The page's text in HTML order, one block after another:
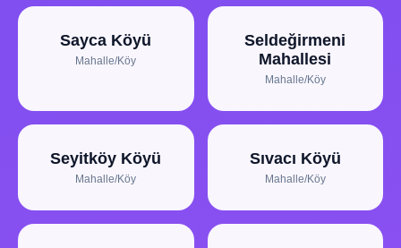
Sayca Köyü
Mahalle/Köy
Seldeğirmeni
Mahallesi
Mahalle/Köy
Seyitköy Köyü
Mahalle/Köy
Sıvacı Köyü
Mahalle/Köy